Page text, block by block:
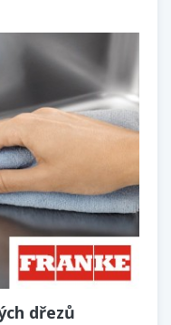
dřezů